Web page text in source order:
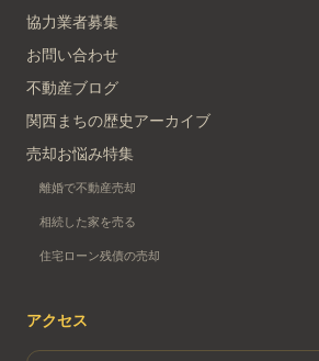
協力業者募集
お問い合わせ
不動産ブログ
関西まちの歴史アーカイブ
売却お悩み特集
離婚で不動産売却
相続した家を売る
住宅ローン残債の売却
アクセス